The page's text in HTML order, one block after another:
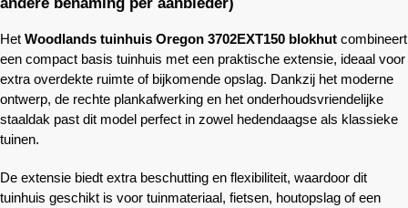
Het Woodlands tuinhuis Oregon 3702EXT150 blokhut combineert
een compact basis tuinhuis met een praktische extensie, ideaal voor
extra overdekte ruimte of bijkomende opslag. Dankzij het moderne
ontwerp, de rechte plankafwerking en het onderhoudsvriendelijke
staaldak past dit model perfect in zowel hedendaagse als klassieke
tuinen.
De extensie biedt extra beschutting en flexibiliteit, waardoor dit
tuinhuis geschikt is voor tuinmateriaal, fietsen, houtopslag of een